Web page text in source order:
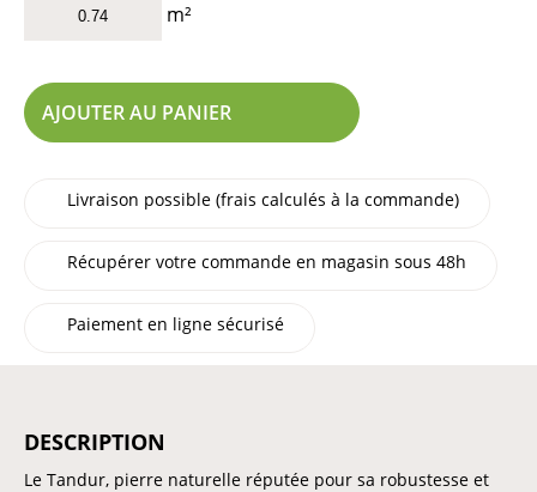
m²
AJOUTER AU PANIER
Livraison possible (frais calculés à la commande)
Récupérer votre commande en magasin sous 48h
Paiement en ligne sécurisé
DESCRIPTION
Le Tandur, pierre naturelle réputée pour sa robustesse et